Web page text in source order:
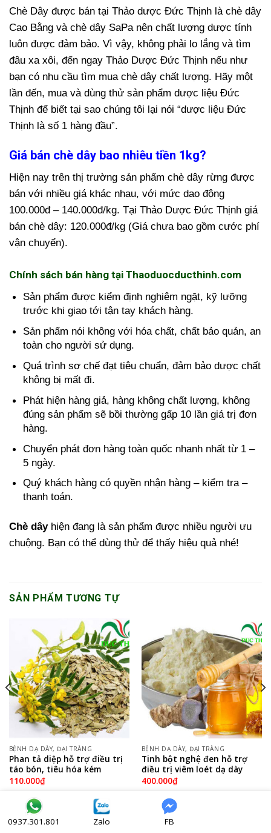
Chè Dây được bán tại Thảo dược Đức Thịnh là chè dây
Cao Bằng và chè dây SaPa nên chất lượng dược tính
luôn được đảm bảo. Vì vậy, không phải lo lắng và tìm
đâu xa xôi, đến ngay Thảo Dược Đức Thịnh nếu như
bạn có nhu cầu tìm mua chè dây chất lượng. Hãy một
lần đến, mua và dùng thử sản phẩm dược liệu Đức
Thịnh để biết tại sao chúng tôi lại nói “dược liệu Đức
Thịnh là số 1 hàng đầu”.
Giá bán chè dây bao nhiêu tiền 1kg?
Hiện nay trên thị trường sản phẩm chè dây rừng được
bán với nhiều giá khác nhau, với mức dao động
100.000đ – 140.000đ/kg. Tại Thảo Dược Đức Thịnh giá
bán chè dây: 120.000đ/kg (Giá chưa bao gồm cước phí
vận chuyển).
Chính sách bán hàng tại Thaoduocducthinh.com
Sản phẩm được kiểm định nghiêm ngặt, kỹ lưỡng
trước khi giao tới tận tay khách hàng.
Sản phẩm nói không với hóa chất, chất bảo quản, an
toàn cho người sử dụng.
Quá trình sơ chế đạt tiêu chuẩn, đảm bảo dược chất
không bị mất đi.
Phát hiện hàng giả, hàng không chất lượng, không
đúng sản phẩm sẽ bồi thường gấp 10 lần giá trị đơn
hàng.
Chuyển phát đơn hàng toàn quốc nhanh nhất từ 1 –
5 ngày.
Quý khách hàng có quyền nhận hàng – kiểm tra –
thanh toán.
Chè dâyhiện đang là sản phẩm được nhiều người ưu
chuộng. Bạn có thể dùng thử để thấy hiệu quả nhé!
SẢN PHẨM TƯƠNG TỰ
BỆNH DẠ DÀY, ĐẠI TRÀNG
Phan tả diệp hỗ trợ điều trị
táo bón, tiêu hóa kém
110.000₫
BỆNH DẠ DÀY, ĐẠI TRÀNG
Tinh bột nghệ đen hỗ trợ
điều trị viêm loét dạ dày
400.000₫
0937.301.801 Zalo FB